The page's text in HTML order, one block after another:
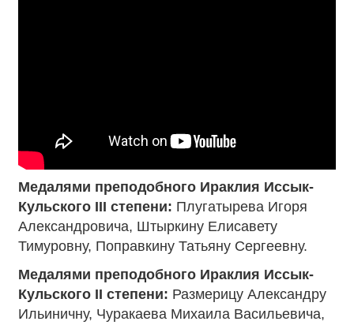
Медалями преподобного Ираклия Иссык-
Кульского III степени: Плугатырева Игоря
Александровича, Штыркину Елисавету
Тимуровну, Поправкину Татьяну Сергеевну.
Медалями преподобного Ираклия Иссык-
Кульского II степени: Размерицу Александру
Ильиничну, Чуракаева Михаила Васильевича,